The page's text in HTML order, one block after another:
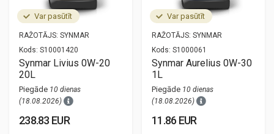
Var pasūtīt
RAŽOTĀJS: SYNMAR
Kods: S10001420
Synmar Livius 0W-20
20L
Piegāde 10 dienas
(18.08.2026)
238.83 EUR
Var pasūtīt
RAŽOTĀJS: SYNMAR
Kods: S1000061
Synmar Aurelius 0W-30
1L
Piegāde 10 dienas
(18.08.2026)
11.86 EUR